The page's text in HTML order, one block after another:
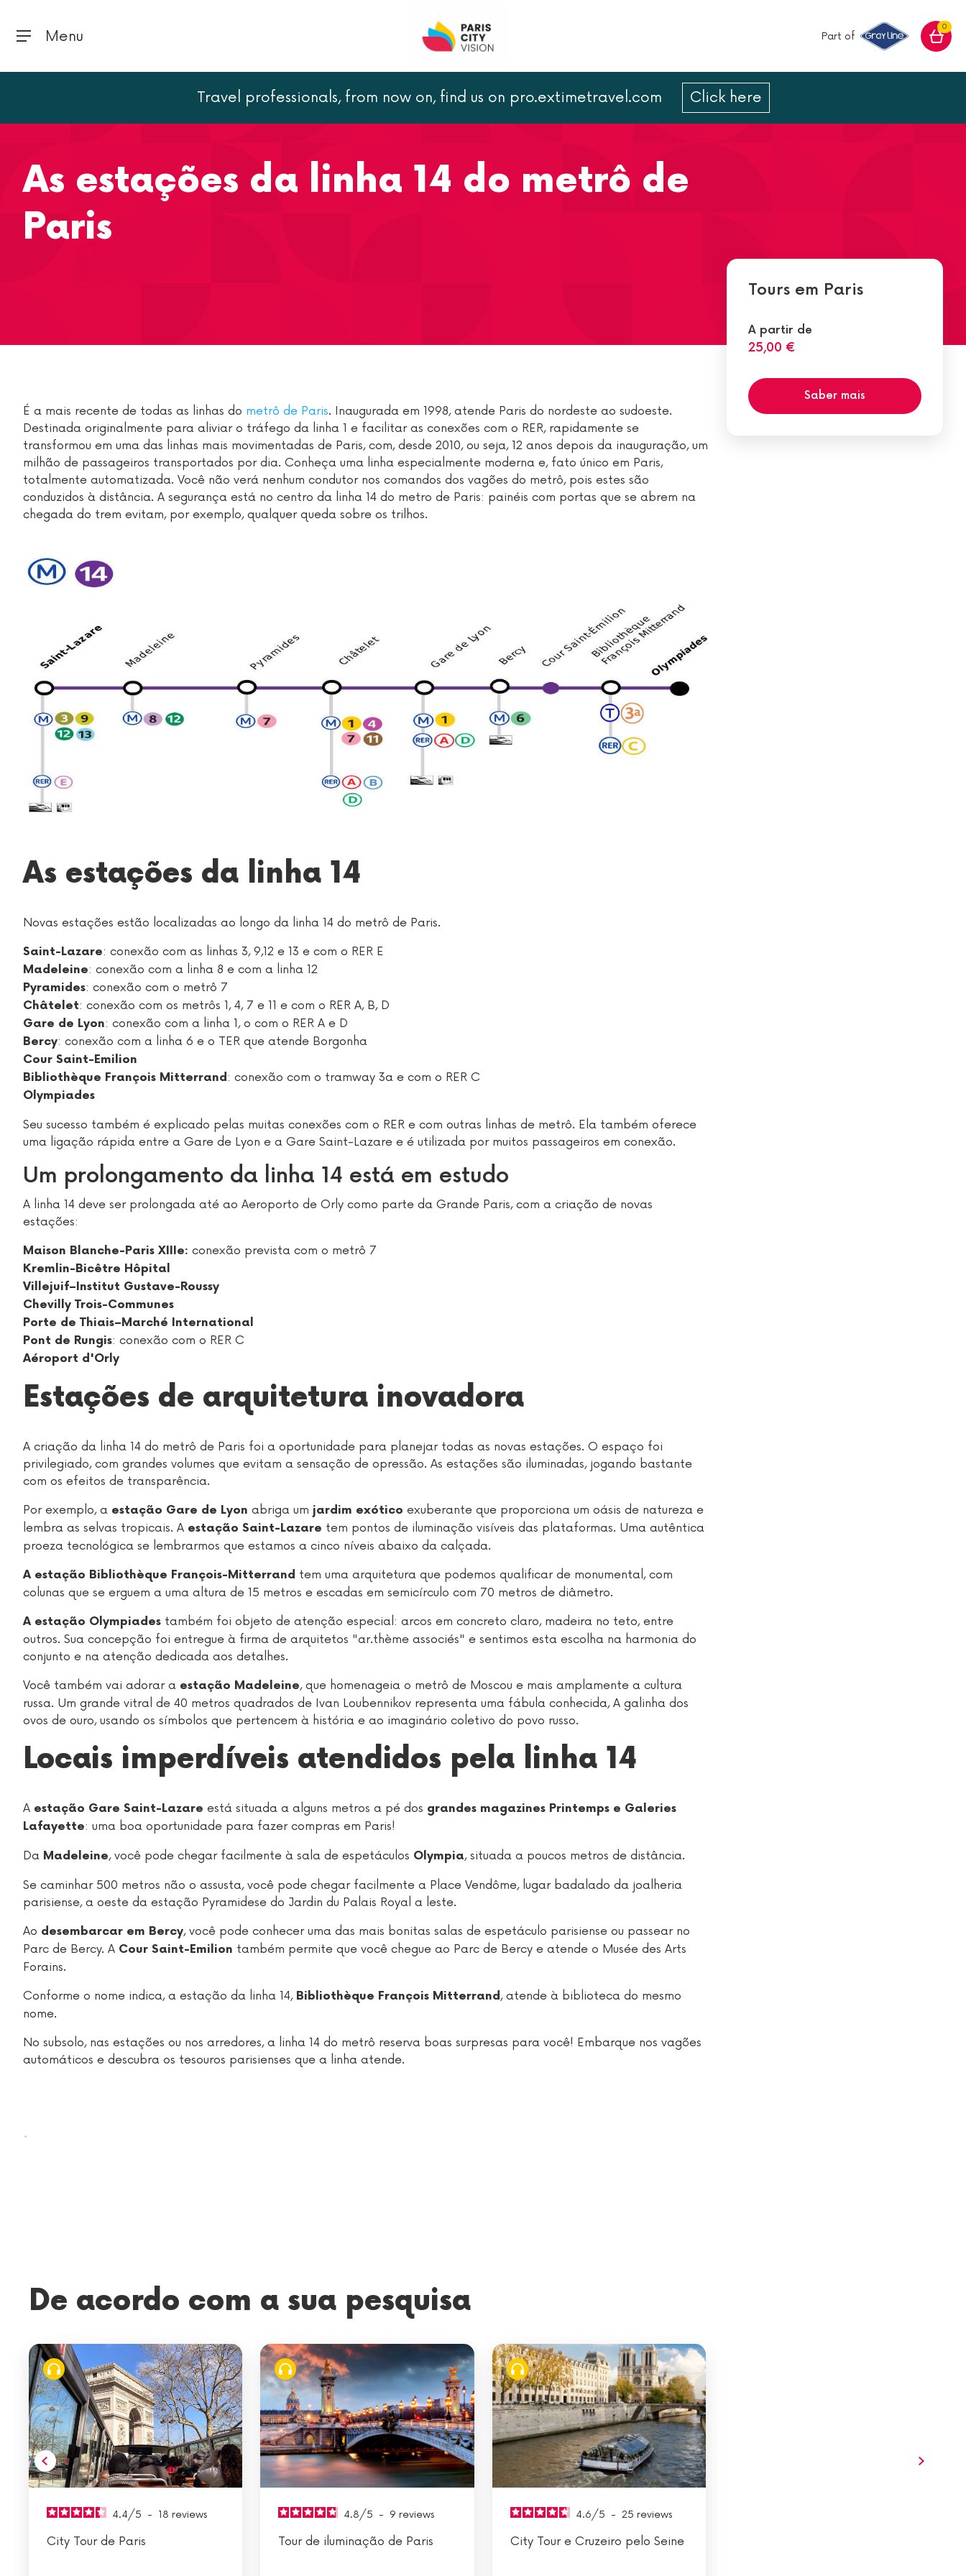
Menu Part of
0
Travel professionals, from now on, find us on pro.extimetravel.com Click here
As estações da linha 14 do metrô de Paris
As estações da linha 14 do metrô de
Paris
Tours em Paris
A partir de
25,00 €
Saber mais
É a mais recente de todas as linhas do metrô de Paris. Inaugurada em 1998, atende Paris do nordeste ao sudoeste.
Destinada originalmente para aliviar o tráfego da linha 1 e facilitar as conexões com o RER, rapidamente se
transformou em uma das linhas mais movimentadas de Paris, com, desde 2010, ou seja, 12 anos depois da inauguração, um
milhão de passageiros transportados por dia. Conheça uma linha especialmente moderna e, fato único em Paris,
totalmente automatizada. Você não verá nenhum condutor nos comandos dos vagões do metrô, pois estes são
conduzidos à distância. A segurança está no centro da linha 14 do metro de Paris: painéis com portas que se abrem na
chegada do trem evitam, por exemplo, qualquer queda sobre os trilhos.
As estações da linha 14
Novas estações estão localizadas ao longo da linha 14 do metrô de Paris.
Saint-Lazare: conexão com as linhas 3, 9,12 e 13 e com o RER E
Madeleine: conexão com a linha 8 e com a linha 12
Pyramides: conexão com o metrô 7
Châtelet: conexão com os metrôs 1, 4, 7 e 11 e com o RER A, B, D
Gare de Lyon: conexão com a linha 1, o com o RER A e D
Bercy: conexão com a linha 6 e o TER que atende Borgonha
Cour Saint-Emilion
Bibliothèque François Mitterrand: conexão com o tramway 3a e com o RER C
Olympiades
Seu sucesso também é explicado pelas muitas conexões com o RER e com outras linhas de metrô. Ela também oferece
uma ligação rápida entre a Gare de Lyon e a Gare Saint-Lazare e é utilizada por muitos passageiros em conexão.
Um prolongamento da linha 14 está em estudo
A linha 14 deve ser prolongada até ao Aeroporto de Orly como parte da Grande Paris, com a criação de novas
estações:
Maison Blanche-Paris XIIIe: conexão prevista com o metrô 7
Kremlin-Bicêtre Hôpital
Villejuif–Institut Gustave-Roussy
Chevilly Trois-Communes
Porte de Thiais–Marché International
Pont de Rungis: conexão com o RER C
Aéroport d'Orly
Estações de arquitetura inovadora
A criação da linha 14 do metrô de Paris foi a oportunidade para planejar todas as novas estações. O espaço foi
privilegiado, com grandes volumes que evitam a sensação de opressão. As estações são iluminadas, jogando bastante
com os efeitos de transparência.
Por exemplo, a estação Gare de Lyon abriga um jardim exótico exuberante que proporciona um oásis de natureza e
lembra as selvas tropicais. A estação Saint-Lazare tem pontos de iluminação visíveis das plataformas. Uma autêntica
proeza tecnológica se lembrarmos que estamos a cinco níveis abaixo da calçada.
A estação Bibliothèque François-Mitterrand tem uma arquitetura que podemos qualificar de monumental, com
colunas que se erguem a uma altura de 15 metros e escadas em semicírculo com 70 metros de diâmetro.
A estação Olympiades também foi objeto de atenção especial: arcos em concreto claro, madeira no teto, entre
outros. Sua concepção foi entregue à firma de arquitetos "ar.thème associés" e sentimos esta escolha na harmonia do
conjunto e na atenção dedicada aos detalhes.
Você também vai adorar a estação Madeleine, que homenageia o metrô de Moscou e mais amplamente a cultura
russa. Um grande vitral de 40 metros quadrados de Ivan Loubennikov representa uma fábula conhecida, A galinha dos
ovos de ouro, usando os símbolos que pertencem à história e ao imaginário coletivo do povo russo.
Locais imperdíveis atendidos pela linha 14
A estação Gare Saint-Lazare está situada a alguns metros a pé dos grandes magazines Printemps e Galeries
Lafayette: uma boa oportunidade para fazer compras em Paris!
Da Madeleine, você pode chegar facilmente à sala de espetáculos Olympia, situada a poucos metros de distância.
Se caminhar 500 metros não o assusta, você pode chegar facilmente a Place Vendôme, lugar badalado da joalheria
parisiense, a oeste da estação Pyramidese do Jardin du Palais Royal a leste.
Ao desembarcar em Bercy, você pode conhecer uma das mais bonitas salas de espetáculo parisiense ou passear no
Parc de Bercy. A Cour Saint-Emilion também permite que você chegue ao Parc de Bercy e atende o Musée des Arts
Forains.
Conforme o nome indica, a estação da linha 14, Bibliothèque François Mitterrand, atende à biblioteca do mesmo
nome.
No subsolo, nas estações ou nos arredores, a linha 14 do metrô reserva boas surpresas para você! Embarque nos vagões
automáticos e descubra os tesouros parisienses que a linha atende.
.
De acordo com a sua pesquisa
4.4/5 - 18 reviews
City Tour de Paris
4.8/5 - 9reviews
Tour de iluminação de Paris
4.6/5 - 25 reviews
City Tour e Cruzeiro pelo Seine